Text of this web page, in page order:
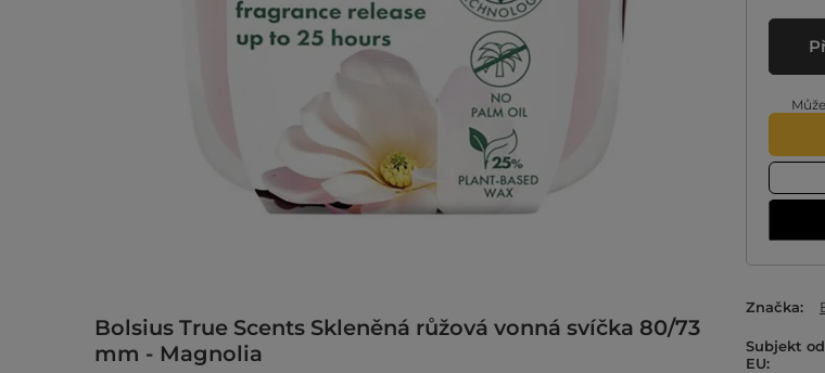
Bolsius True Scents Skleněná růžová vonná svíčka 80/73
mm - Magnolia
Značka
Subjekt
EU